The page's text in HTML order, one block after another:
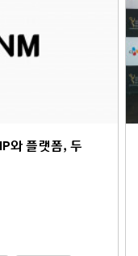
와 플랫폼, 두